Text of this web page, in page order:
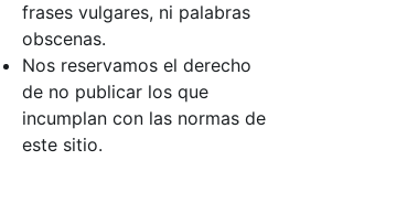
frases vulgares, ni palabras
obscenas.
Nos reservamos el derecho
de no publicar los que
incumplan con las normas de
este sitio.